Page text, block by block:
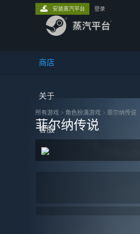
商店
关于
客服
安装蒸汽平台 登录
所有游戏 > 角色扮演‎游戏 > 菲尔纳传说
菲尔纳传说